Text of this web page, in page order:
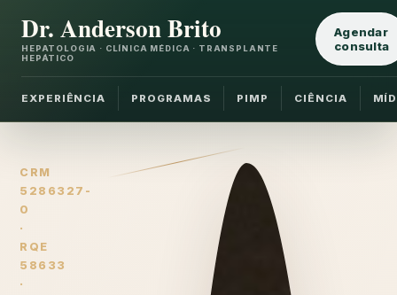
Dr. Anderson Brito
HEPATOLOGIA · CLÍNICA MÉDICA · TRANSPLANTE
HEPÁTICO
EXPERIÊNCIA PROGRAMAS PIMP CIÊNCIA
Agendar
consulta
CRM
5286327-
0
·
RQE
58633
·